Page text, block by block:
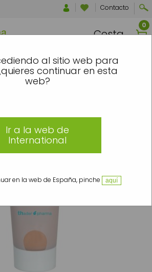
al sitio web para
continuar en esta
web?
Ir a la web de
International
en la web de España, pinche aquí
Contacto
Cesta
16 DE AGOSTO SE
» Bases de maquillaje